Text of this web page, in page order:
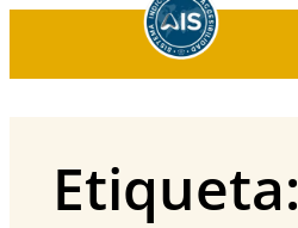
contenido
Etiqueta: